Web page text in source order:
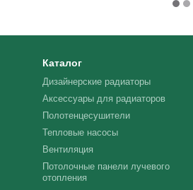
Каталог
Дизайнерские радиаторы
Аксессуары для радиаторов
Полотенцесушители
Тепловые насосы
Вентиляция
Потолочные панели лучевого
отопления